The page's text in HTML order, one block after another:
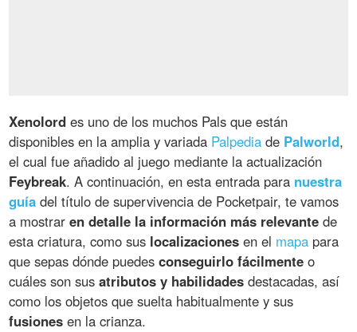
Xenolord es uno de los muchos Pals que están
disponibles en la amplia y variada Palpedia de Palworld,
el cual fue añadido al juego mediante la actualización
Feybreak. A continuación, en esta entrada para nuestra
guía del título de supervivencia de Pocketpair, te vamos
a mostraren detalle la información más relevante de
esta criatura, como sus localizaciones en el mapa para
que sepas dónde puedesconseguirlo fácilmente o
cuáles son susatributos y habilidades destacadas, así
como los objetos que suelta habitualmente y sus
fusiones en la crianza.